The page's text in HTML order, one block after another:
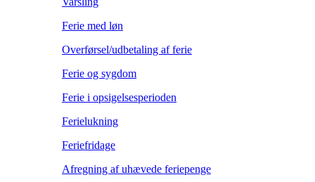
Ferie med løn
Overførsel/udbetaling af ferie
Ferie og sygdom
Ferie i opsigelsesperioden
Ferielukning
Feriefridage
Afregning af uhævede feriepenge